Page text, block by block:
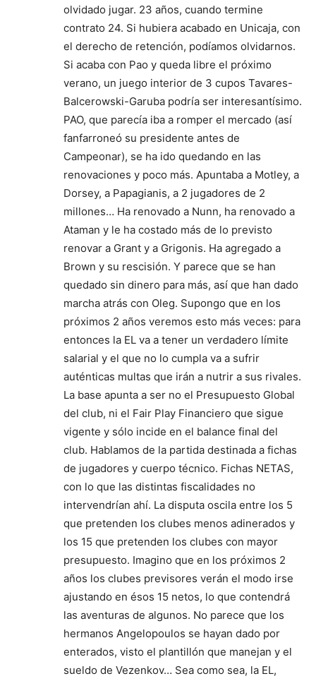
olvidado jugar. 23 años, cuando termine
contrato 24. Si hubiera acabado en Unicaja, con
el derecho de retención, podíamos olvidarnos.
Si acaba con Pao y queda libre el próximo
verano, un juego interior de 3 cupos Tavares-
Balcerowski-Garuba podría ser interesantísimo.
PAO, que parecía iba a romper el mercado (así
fanfarroneó su presidente antes de
Campeonar), se ha ido quedando en las
renovaciones y poco más. Apuntaba a Motley, a
Dorsey, a Papagianis, a 2 jugadores de 2
millones… Ha renovado a Nunn, ha renovado a
Ataman y le ha costado más de lo previsto
renovar a Grant y a Grigonis. Ha agregado a
Brown y su rescisión. Y parece que se han
quedado sin dinero para más, así que han dado
marcha atrás con Oleg. Supongo que en los
próximos 2 años veremos esto más veces: para
entonces la EL va a tener un verdadero límite
salarial y el que no lo cumpla va a sufrir
auténticas multas que irán a nutrir a sus rivales.
La base apunta a ser no el Presupuesto Global
del club, ni el Fair Play Financiero que sigue
vigente y sólo incide en el balance final del
club. Hablamos de la partida destinada a fichas
de jugadores y cuerpo técnico. Fichas NETAS,
con lo que las distintas fiscalidades no
intervendrían ahí. La disputa oscila entre los 5
que pretenden los clubes menos adinerados y
los 15 que pretenden los clubes con mayor
presupuesto. Imagino que en los próximos 2
años los clubes previsores verán el modo irse
ajustando en ésos 15 netos, lo que contendrá
las aventuras de algunos. No parece que los
hermanos Angelopoulos se hayan dado por
enterados, visto el plantillón que manejan y el
sueldo de Vezenkov… Sea como sea, la EL,